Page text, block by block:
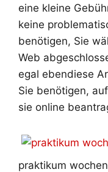
eine kleine
keine
benötigen, Sie
Web
egal ebendiese
Sie benötigen,
sie online
praktikum